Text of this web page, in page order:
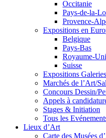
Occitanie
Pays-de-la-
Provence-
Expositions en
Belgique
Pays-Bas
Royaume-Uni
Suisse
Expositions Galeries
Marchés de l’Art/
Concours Dessin/
Appels à
Stages & Initiation
Tous les
Lieux d’Art
Carte des Musées